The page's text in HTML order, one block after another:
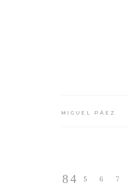
MIGUEL PÁEZ
5 6 7